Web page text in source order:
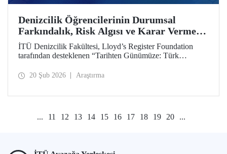
Denizcilik Öğrencilerinin Durumsal
Farkındalık, Risk Algısı ve Karar Verme
Yetkinliklerini Geliştirmeyi Amaçlayan
Projeye Hibe Desteği
İTÜ Denizcilik Fakültesi, Lloyd’s Register Foundation
tarafından desteklenen “Tarihten Günümüze: Türk
Archives to Action: Recreating Turkish Straits Navigation
20 Şub 2026 Araştırma
... 11 12 13 14 15 16 17 18 19 20 ...